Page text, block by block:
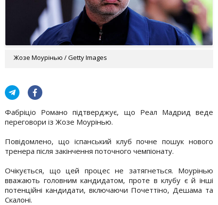
Жозе Моурінью / Getty Images
Фабріціо Романо підтверджує, що Реал Мадрид веде
переговори із Жозе Моурінью.
Повідомлено, що іспанський клуб почне пошук нового
тренера після закінчення поточного чемпіонату.
Очікується, що цей процес не затягнеться. Моурінью
вважають головним кандидатом, проте в клубу є й інші
потенційні кандидати, включаючи Почеттіно, Дешама та
Скалоні.